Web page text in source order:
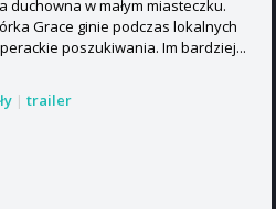
duchowna w małym miasteczku.
Grace ginie podczas lokalnych
poszukiwania. Im bardziej...
| trailer